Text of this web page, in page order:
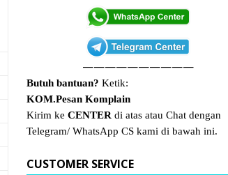
——————————
Butuh bantuan? Ketik:
KOM.Pesan Komplain
Kirim ke CENTER di atas atau Chat dengan
Telegram/ WhatsApp CS kami di bawah ini.
CUSTOMER SERVICE